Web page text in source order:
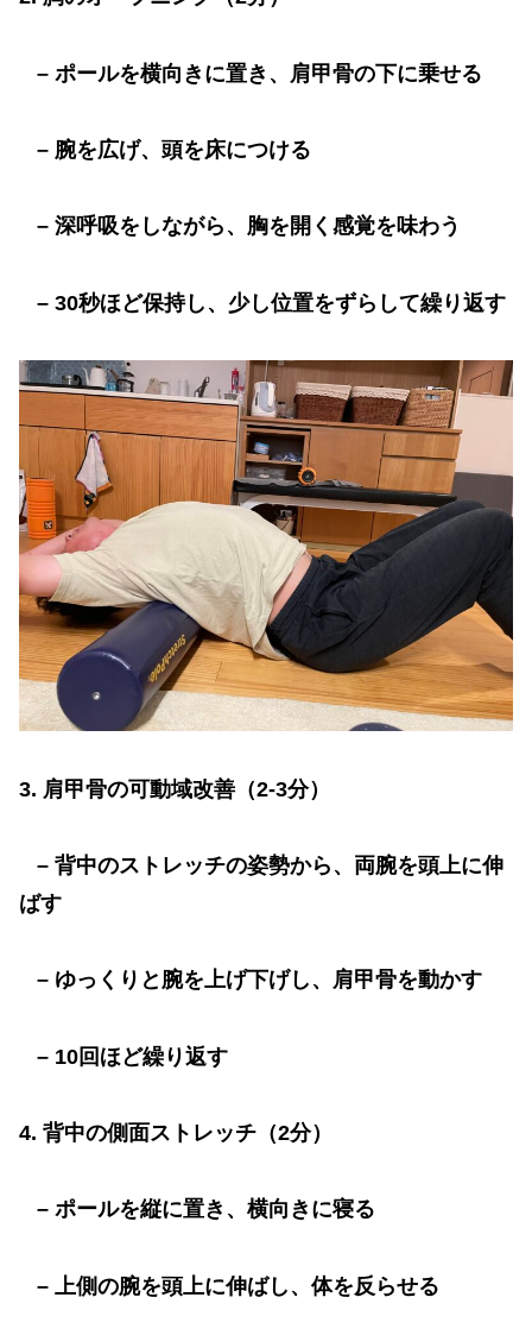
– ポールを横向きに置き、肩甲骨の下に乗せる
– 腕を広げ、頭を床につける
– 深呼吸をしながら、胸を開く感覚を味わう
– 30秒ほど保持し、少し位置をずらして繰り返す
3. 肩甲骨の可動域改善（2-3分）
– 背中のストレッチの姿勢から、両腕を頭上に伸
ばす
– ゆっくりと腕を上げ下げし、肩甲骨を動かす
– 10回ほど繰り返す
4. 背中の側面ストレッチ（2分）
– ポールを縦に置き、横向きに寝る
– 上側の腕を頭上に伸ばし、体を反らせる